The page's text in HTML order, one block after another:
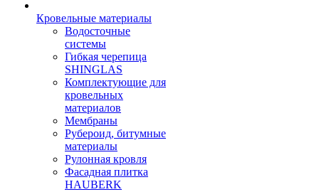
Кровельные материалы
Водосточные
системы
Гибкая черепица
SHINGLAS
Комплектующие для
кровельных
материалов
Мембраны
Рубероид, битумные
материалы
Рулонная кровля
Фасадная плитка
HAUBERK